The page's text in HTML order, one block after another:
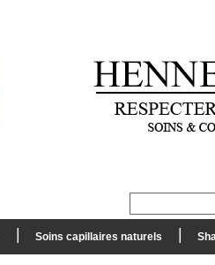
Soins capillaires naturels